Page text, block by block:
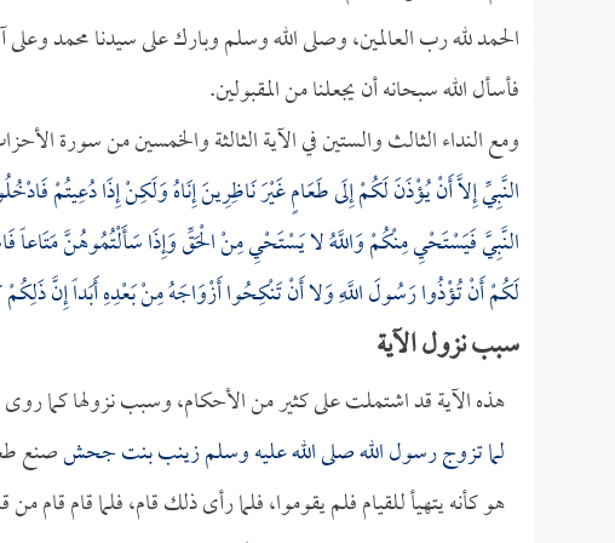
الحمد لله رب العالمين، وصلى الله وسلم وبارك على سيدنا محمد
فأسأل الله سبحانه أن يجعلنا من المقبولين.
ومع النداء الثالث والستين في الآية الثالثة والخمسين من سورة
النَّبِيِّ إِلاَّ أَنْ يُؤْذَنَ لَكُمْ إِلَى طَعَامٍ غَيْرَ نَاظِرِينَ إِنَاهُ وَلَكِنْ إِذَا دُعِيتُمْ
النَّبِيَّ فَيَسْتَحْيِ مِنْكُمْ وَاللَّهُ لا يَسْتَحْيِ مِنْ الْحَقِّ وَإِذَا سَأَلْتُمُوهُنَّ
لَكُمْ أَنْ تُؤْذُوا رَسُولَ اللَّهِ وَلا أَنْ تَنْكِحُوا أَزْوَاجَهُ مِنْ بَعْدِهِ أَبَداً إِنَّ ذَلِكُمْ
سبب نزول الآية
هذه الآية قد اشتملت على كثير من الأحكام، وسبب نزولها كما روى
لما تزوج رسول الله صلى الله عليه وسلمزينب بنت جحشصنع
هو كأنه يتهيأ للقيام فلم يقوموا، فلما رأى ذلك قام، فلما قام قام